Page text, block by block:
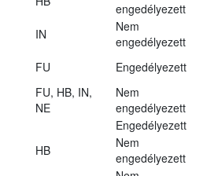
engedélyezett
IN
Nem
engedélyezett
FU Engedélyezett
FU, HB, IN,
NE
Nem
engedélyezett
Engedélyezett
HB
Nem
engedélyezett